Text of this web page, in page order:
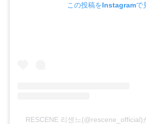
この投稿をInstagramで
RESCENE 리센느(@rescene_official)